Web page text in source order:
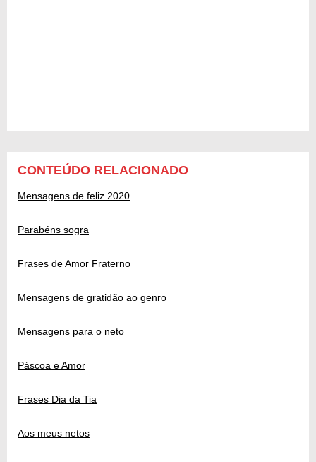
CONTEÚDO RELACIONADO
Mensagens de feliz 2020
Parabéns sogra
Frases de Amor Fraterno
Mensagens de gratidão ao genro
Mensagens para o neto
Páscoa e Amor
Frases Dia da Tia
Aos meus netos